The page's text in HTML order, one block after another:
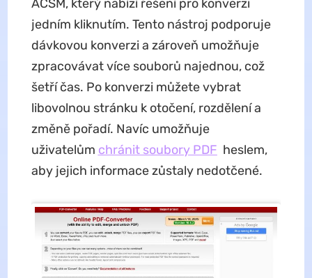
ACSM, který nabízí řešení pro konverzi
jedním kliknutím. Tento nástroj podporuje
dávkovou konverzi a zároveň umožňuje
zpracovávat více souborů najednou, což
šetří čas. Po konverzi můžete vybrat
libovolnou stránku k otočení, rozdělení a
změně pořadí. Navíc umožňuje
uživatelům chránit soubory PDF heslem,
aby jejich informace zůstaly nedotčené.